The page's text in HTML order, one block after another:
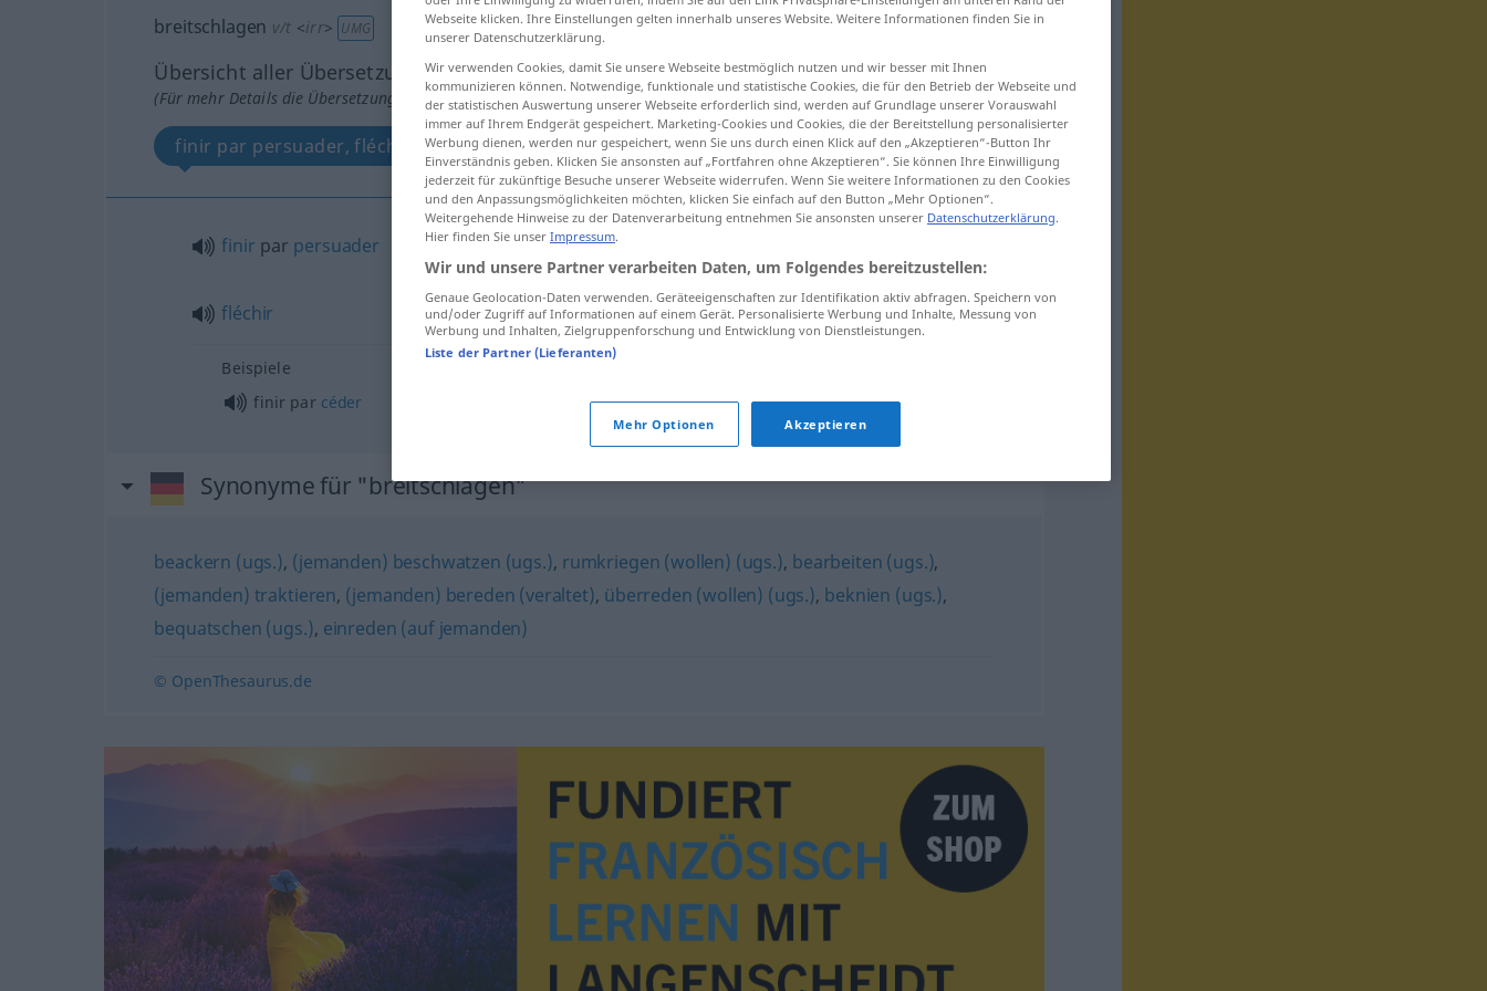
breitschlagen v/t <irr> UMG
Übersicht aller Übersetzungen
(Für mehr Details die Übersetzung anklicken/antippen)
finir par persuader, fléchir
finir par persuader
fléchir breitschlagen
Beispiele
finir par céder sich breitschlagenlassen
Synonyme für "breitschlagen"
beackern (ugs.), (jemanden) beschwatzen (ugs.), rumkriegen (wollen) (ugs.), bearbeiten (ugs.),
(jemanden) traktieren, (jemanden) bereden (veraltet), überreden (wollen) (ugs.), beknien (ugs.),
bequatschen (ugs.), einreden (auf jemanden)
© OpenThesaurus.de
Webseite klicken. Ihre Einstellungen gelten innerhalb unseres Website. Weitere Informationen finden Sie in
unserer Datenschutzerklärung.
Wir verwenden Cookies, damit Sie unsere Webseite bestmöglich nutzen und wir besser mit Ihnen
kommunizieren können. Notwendige, funktionale und statistische Cookies, die für den Betrieb der Webseite und
der statistischen Auswertung unserer Webseite erforderlich sind, werden auf Grundlage unserer Vorauswahl
immer auf Ihrem Endgerät gespeichert. Marketing-Cookies und Cookies, die der Bereitstellung personalisierter
Werbung dienen, werden nur gespeichert, wenn Sie uns durch einen Klick auf den „Akzeptieren“-Button Ihr
Einverständnis geben. Klicken Sie ansonsten auf „Fortfahren ohne Akzeptieren“. Sie können Ihre Einwilligung
jederzeit für zukünftige Besuche unserer Webseite widerrufen. Wenn Sie weitere Informationen zu den Cookies
und den Anpassungsmöglichkeiten möchten, klicken Sie einfach auf den Button „Mehr Optionen“.
Weitergehende Hinweise zu der Datenverarbeitung entnehmen Sie ansonsten unserer Datenschutzerklärung.
Hier finden Sie unser Impressum.
Wir und unsere Partner verarbeiten Daten, um Folgendes bereitzustellen:
Genaue Geolocation-Daten verwenden. Geräteeigenschaften zur Identifikation aktiv abfragen. Speichern von
und/oder Zugriff auf Informationen auf einem Gerät. Personalisierte Werbung und Inhalte, Messung von
Werbung und Inhalten, Zielgruppenforschung und Entwicklung von Dienstleistungen.
Liste der Partner (Lieferanten)
Mehr Optionen Akzeptieren